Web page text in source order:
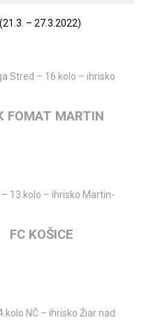
– 27.3.2022)
Stred – 16.kolo – ihrisko
MARTIN
13.kolo – ihrisko Martin-
KOŠICE
NČ – ihrisko Žiar nad